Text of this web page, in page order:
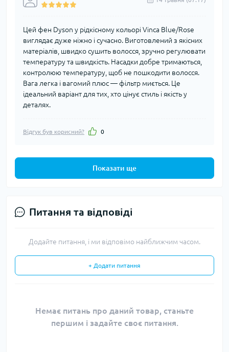
Цей фен Dyson у рідкісному кольорі Vinca Blue/Rose
виглядає дуже ніжно і сучасно. Виготовлений з якісних
матеріалів, швидко сушить волосся, зручно регулювати
температуру та швидкість. Насадки добре тримаються,
контролюю температуру, щоб не пошкодити волосся.
Вага легка і вагомий плюс — фільтр миється. Це
ідеальний варіант для тих, хто цінує стиль і якість у
деталях.
Відгук був корисний? 0
Показати ще
Питання та відповіді
Додайте питання, і ми відповімо найближчим часом.
+ Додати питання
Немає питань про даний товар, станьте
першим і задайте своє питання.